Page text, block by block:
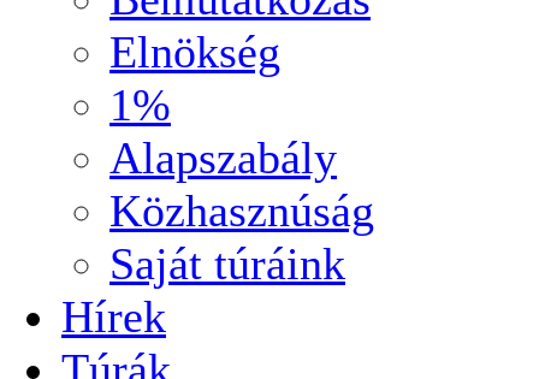
Elnökség
1%
Alapszabály
Közhasznúság
Saját túráink
Hírek